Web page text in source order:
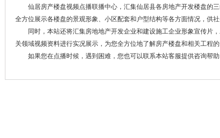
仙居房产楼盘视频点播联播中心，汇集仙居县各房地产开发楼盘的
全方位展示各楼盘的景观形象、小区配套和户型结构等各方面情况，供
同时，本站还将汇集房地地产开发企业和建设施工企业形象宣传片
关领域视频资料进行实况展示，为您全方位地了解房产楼盘和相关工程
如果您在点播时候，遇到困难，您也可以联系本站客服提供咨询帮